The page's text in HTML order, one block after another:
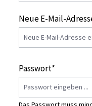
Neue E-Mail-
Passwort*